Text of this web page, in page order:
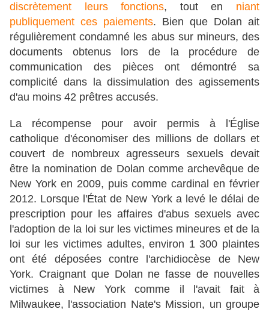
discrètement leurs fonctions, tout en niant
publiquement ces paiements. Bien que Dolan ait
régulièrement condamné les abus sur mineurs, des
documents obtenus lors de la procédure de
communication des pièces ont démontré sa
complicité dans la dissimulation des agissements
d'au moins 42 prêtres accusés.
La récompense pour avoir permis à l'Église
catholique d'économiser des millions de dollars et
couvert de nombreux agresseurs sexuels devait
être la nomination de Dolan comme archevêque de
New York en 2009, puis comme cardinal en février
2012. Lorsque l'État de New York a levé le délai de
prescription pour les affaires d'abus sexuels avec
l'adoption de la loi sur les victimes mineures et de la
loi sur les victimes adultes, environ 1 300 plaintes
ont été déposées contre l'archidiocèse de New
York. Craignant que Dolan ne fasse de nouvelles
victimes à New York comme il l'avait fait à
Milwaukee, l'association Nate's Mission, un groupe